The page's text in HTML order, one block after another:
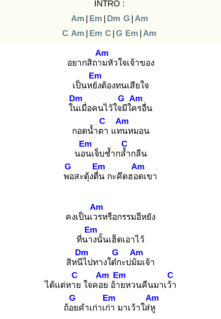
INTRO :
Am | Em | Dm G | Am
C Am | Em C | G Em | Am
อยากสิถาม
Am
หัวใจเจ้าของ
เป็นหยัง
Em
ต้องทนเสียใจ
ในเ
Dm
มื่อคนไว้ใจมี
G
ใคร
Am
อื่น
กอดน้ำตา
C
แทน
Am
หมอน
นอน
Em
เจ็บช้ำกล้ำ
C
กลืน
พอ
G
สะดุ้งตื่น
Em
กะคึดฮอด
Am
เขา
คงเป็นเวร
Am
หรือกรรมอีหยัง
ที่นาง
Em
นั้นเฮ็ดเอาไว้
สิหนีไ
Dm
ปทางใด๋ก
G
ะบ่ม้ม
Am
เจ้า
ได้แต่หาย
C
ใจคอย
Am
อ้าย
Em
หวนคืนมาเว้า
C
ถ้อย
G
คำเก่าเก่า
Em
มาเว้าใส่หู
Am